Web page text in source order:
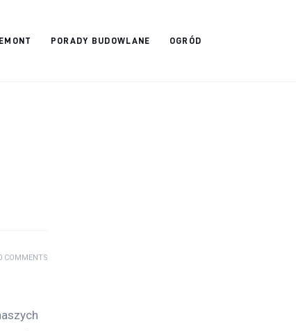
PORADY BUDOWLANE OGRÓD
COMMENTS